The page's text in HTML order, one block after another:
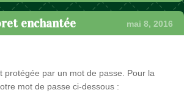
enchantée mai 8, 2016
protégée par un mot de passe. Pour la
mot de passe ci-dessous :